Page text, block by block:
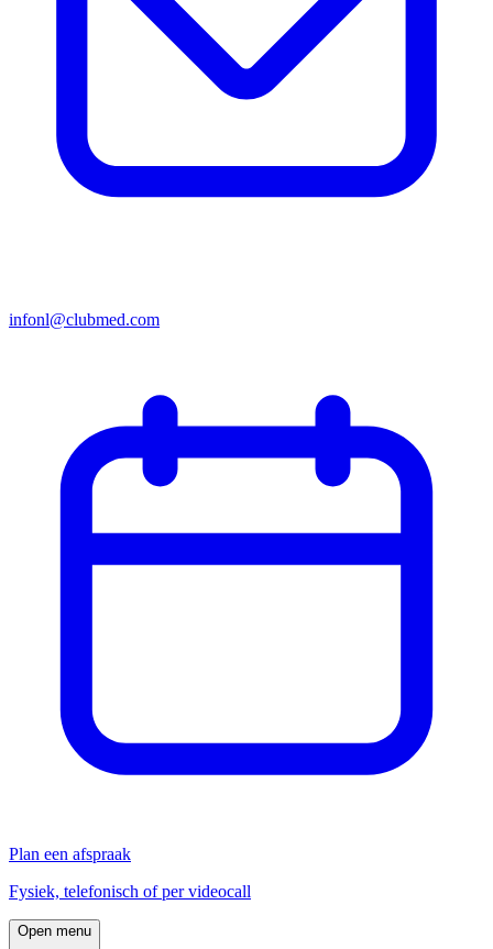
infonl@clubmed.com
Plan een afspraak
Fysiek, telefonisch of per videocall
Open menu